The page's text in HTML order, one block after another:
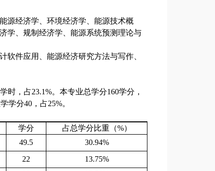
源经济学、环境经济学、能源技术概
学、规制经济学、能源系统预测理论与
软件应用、能源经济研究方法与写作、
时，占23.1%。本专业总学分160学分，
学分40，占25%。
学分 占总学分比重（%）
49.5 30.94%
22
13.75%